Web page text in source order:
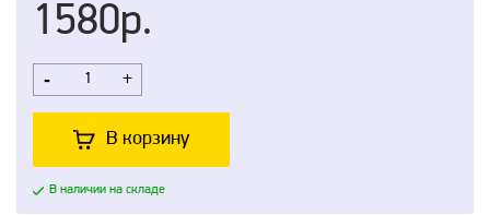
1580р.
- +
В корзину
В наличии на складе